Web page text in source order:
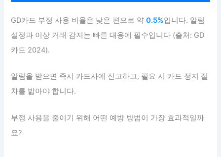
GD카드 부정 사용 비율은 낮은 편으로 약0.5%입니다. 알림
설정과 이상 거래 감지는 빠른 대응에 필수입니다 (출처: GD
카드 2024).
알림을 받으면 즉시 카드사에 신고하고, 필요 시 카드 정지 절
차를 밟아야 합니다.
부정 사용을 줄이기 위해 어떤 예방 방법이 가장 효과적일까
요?